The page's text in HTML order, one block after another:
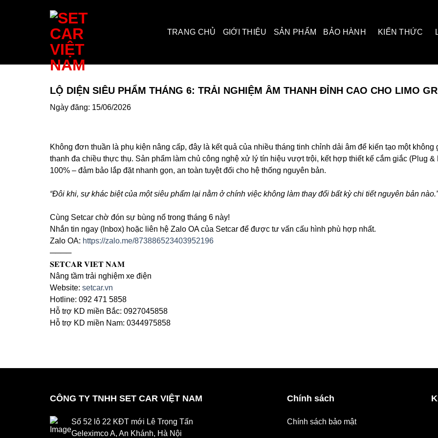
TRANG CHỦ GIỚI THIỆU SẢN PHẨM BẢO HÀNH KIẾN THỨC
LỘ DIỆN SIÊU PHẨM THÁNG 6: TRẢI NGHIỆM ÂM THANH ĐỈNH CAO CHO LIMO
Ngày đăng: 15/06/2026
Không đơn thuần là phụ kiện nâng cấp, đây là kết quả của nhiều tháng tinh chỉnh dải âm để kiến tạo một không
thanh đa chiều thực thụ. Sản phẩm làm chủ công nghệ xử lý tín hiệu vượt trội, kết hợp thiết kế cắm giắc (Plug &
100% – đảm bảo lắp đặt nhanh gọn, an toàn tuyệt đối cho hệ thống nguyên bản.
“Đôi khi, sự khác biệt của một siêu phẩm lại nằm ở chính việc không làm thay đổi bất kỳ chi tiết nguyên bản nào.”
Cùng Setcar chờ đón sự bùng nổ trong tháng 6 này!
Nhắn tin ngay (Inbox) hoặc liên hệ Zalo OA của Setcar để được tư vấn cấu hình phù hợp nhất.
Zalo OA: https://zalo.me/873886523403952196
────
𝐒𝐄𝐓𝐂𝐀𝐑 𝐕𝐈𝐄𝐓 𝐍𝐀𝐌
Nâng tầm trải nghiệm xe điện
Website: setcar.vn
Hotline: 092 471 5858
Hỗ trợ KD miền Bắc: 0927045858
Hỗ trợ KD miền Nam: 0344975858
CÔNG TY TNHH SET CAR VIỆT NAM
Số 52 lô 22 KĐT mới Lê Trọng Tấn
Geleximco A, An Khánh, Hà Nội
Chính sách
Chính sách bảo mật